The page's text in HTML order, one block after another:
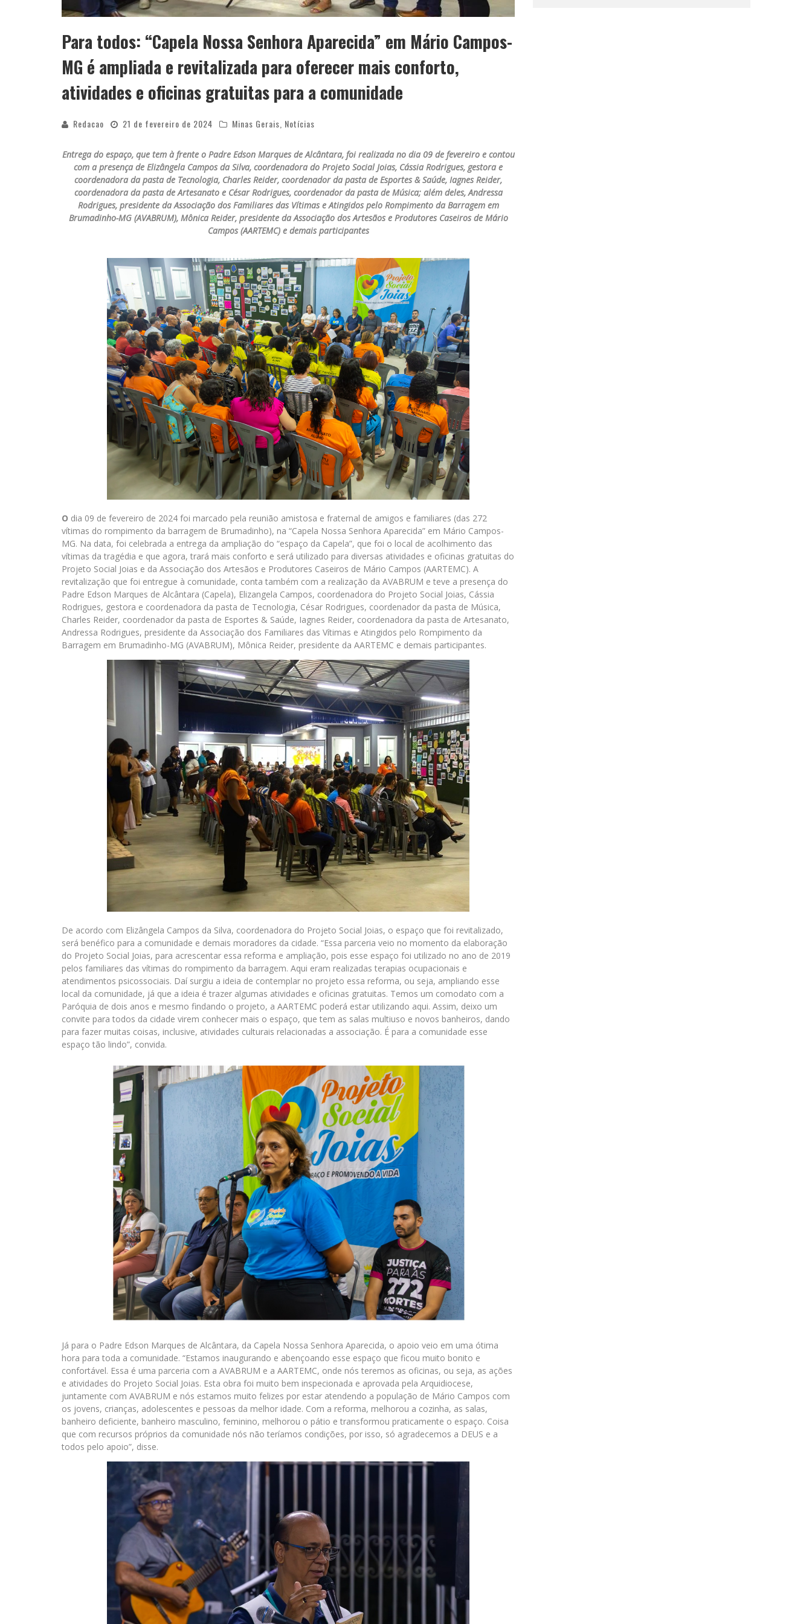
Para todos: “Capela Nossa Senhora Aparecida” em Mário Campos-
MG é ampliada e revitalizada para oferecer mais conforto,
atividades e oficinas gratuitas para a comunidade
Redacao 21 de fevereiro de 2024 Minas Gerais Notícias
Entrega do espaço, que tem à frente o Padre Edson Marques de Alcântara, foi realizada no dia 09 de fevereiro e contou
com a presença de Elizângela Campos da Silva, coordenadora do Projeto Social Joias, Cássia Rodrigues, gestora e
coordenadora da pasta de Tecnologia, Charles Reider, coordenador da pasta de Esportes & Saúde, Iagnes Reider,
coordenadora da pasta de Artesanato e César Rodrigues, coordenador da pasta de Música; além deles, Andressa
Rodrigues, presidente da Associação dos Familiares das Vítimas e Atingidos pelo Rompimento da Barragem em
Brumadinho-MG (AVABRUM), Mônica Reider, presidente da Associação dos Artesãos e Produtores Caseiros de Mário
Campos (AARTEMC) e demais participantes
O dia 09 de fevereiro de 2024 foi marcado pela reunião amistosa e fraternal de amigos e familiares (das 272
vítimas do rompimento da barragem de Brumadinho), na “Capela Nossa Senhora Aparecida” em Mário Campos-
MG. Na data, foi celebrada a entrega da ampliação do “espaço da Capela”, que foi o local de acolhimento das
vítimas da tragédia e que agora, trará mais conforto e será utilizado para diversas atividades e oficinas gratuitas do
Projeto Social Joias e da Associação dos Artesãos e Produtores Caseiros de Mário Campos (AARTEMC). A
revitalização que foi entregue à comunidade, conta também com a realização da AVABRUM e teve a presença do
Padre Edson Marques de Alcântara (Capela), Elizangela Campos, coordenadora do Projeto Social Joias, Cássia
Rodrigues, gestora e coordenadora da pasta de Tecnologia, César Rodrigues, coordenador da pasta de Música,
Charles Reider, coordenador da pasta de Esportes & Saúde, Iagnes Reider, coordenadora da pasta de Artesanato,
Andressa Rodrigues, presidente da Associação dos Familiares das Vítimas e Atingidos pelo Rompimento da
Barragem em Brumadinho-MG (AVABRUM), Mônica Reider, presidente da AARTEMC e demais participantes.
De acordo com Elizângela Campos da Silva, coordenadora do Projeto Social Joias, o espaço que foi revitalizado,
será benéfico para a comunidade e demais moradores da cidade. “Essa parceria veio no momento da elaboração
do Projeto Social Joias, para acrescentar essa reforma e ampliação, pois esse espaço foi utilizado no ano de 2019
pelos familiares das vítimas do rompimento da barragem. Aqui eram realizadas terapias ocupacionais e
atendimentos psicossociais. Daí surgiu a ideia de contemplar no projeto essa reforma, ou seja, ampliando esse
local da comunidade, já que a ideia é trazer algumas atividades e oficinas gratuitas. Temos um comodato com a
Paróquia de dois anos e mesmo findando o projeto, a AARTEMC poderá estar utilizando aqui. Assim, deixo um
convite para todos da cidade virem conhecer mais o espaço, que tem as salas multiuso e novos banheiros, dando
para fazer muitas coisas, inclusive, atividades culturais relacionadas a associação. É para a comunidade esse
espaço tão lindo”, convida.
Já para o Padre Edson Marques de Alcântara, da Capela Nossa Senhora Aparecida, o apoio veio em uma ótima
hora para toda a comunidade. “Estamos inaugurando e abençoando esse espaço que ficou muito bonito e
confortável. Essa é uma parceria com a AVABRUM e a AARTEMC, onde nós teremos as oficinas, ou seja, as ações
e atividades do Projeto Social Joias. Esta obra foi muito bem inspecionada e aprovada pela Arquidiocese,
juntamente com AVABRUM e nós estamos muito felizes por estar atendendo a população de Mário Campos com
os jovens, crianças, adolescentes e pessoas da melhor idade. Com a reforma, melhorou a cozinha, as salas,
banheiro deficiente, banheiro masculino, feminino, melhorou o pátio e transformou praticamente o espaço. Coisa
que com recursos próprios da comunidade nós não teríamos condições, por isso, só agradecemos a DEUS e a
todos pelo apoio”, disse.